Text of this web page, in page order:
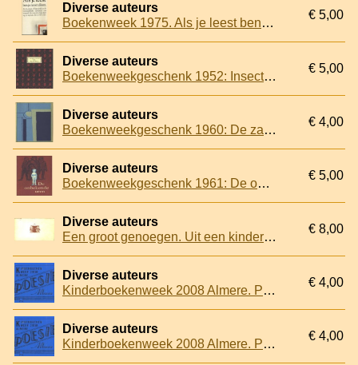
Diverse auteurs
Boekenweek 1975. Als je leest ben je nooit alleen
€ 5,00
Diverse auteurs
Boekenweekgeschenk 1952: Insecten in plastic
€ 5,00
Diverse auteurs
Boekenweekgeschenk 1960: De zalenman
€ 4,00
Diverse auteurs
Boekenweekgeschenk 1961: De onbekende uren
€ 5,00
Diverse auteurs
Een groot genoegen. Uit een kindercourant van 1885, herdrukt ter gelegenheid van de drieëndertigste boekenweek
€ 8,00
Diverse auteurs
Kinderboekenweek 2008 Almere. Poesie Album
€ 4,00
Diverse auteurs
Kinderboekenweek 2008 Almere. Poesie Album
€ 4,00